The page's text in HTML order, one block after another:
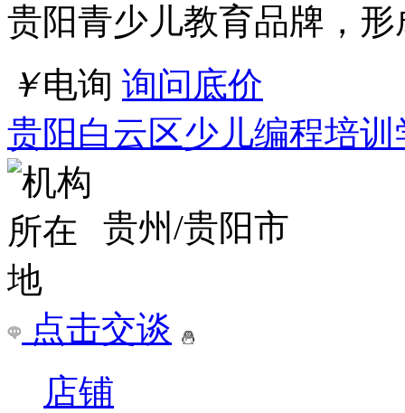
贵阳青少儿教育品牌，形
￥电询 询问底价
贵阳白云区少儿编程培训
贵州/贵阳市
点击交谈
店铺